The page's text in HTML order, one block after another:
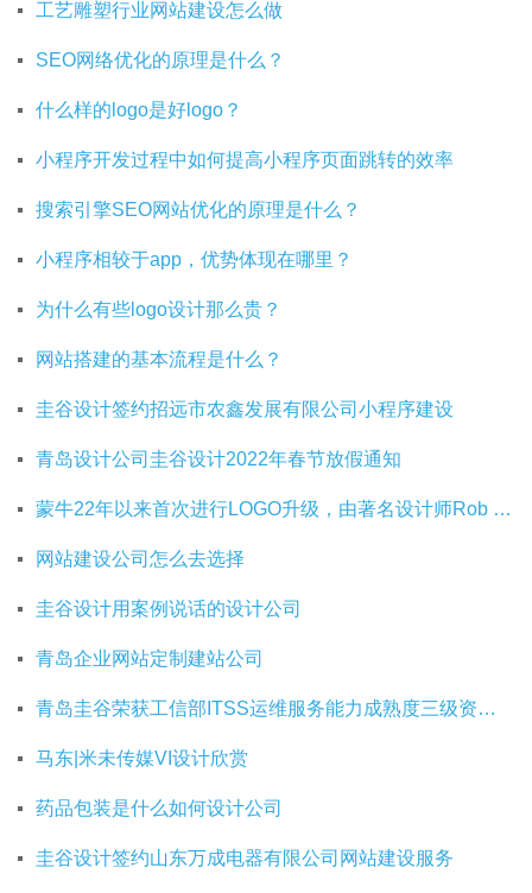
工艺雕塑行业网站建设怎么做
SEO网络优化的原理是什么？
什么样的logo是好logo？
小程序开发过程中如何提高小程序页面跳转的效率
搜索引擎SEO网站优化的原理是什么？
小程序相较于app，优势体现在哪里？
为什么有些logo设计那么贵？
网站搭建的基本流程是什么？
圭谷设计签约招远市农鑫发展有限公司小程序建设
青岛设计公司圭谷设计2022年春节放假通知
蒙牛22年以来首次进行LOGO升级，由著名设计师Rob Janoff操刀
网站建设公司怎么去选择
圭谷设计用案例说话的设计公司
青岛企业网站定制建站公司
青岛圭谷荣获工信部ITSS运维服务能力成熟度三级资质证书
马东|米未传媒VI设计欣赏
药品包装是什么如何设计公司
圭谷设计签约山东万成电器有限公司网站建设服务